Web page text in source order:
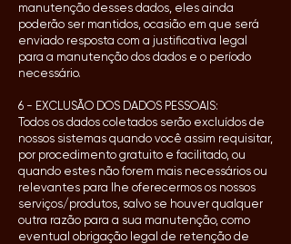
manutenção desses dados, eles ainda
poderão ser mantidos, ocasião em que será
enviado resposta com a justificativa legal
para a manutenção dos dados e o período
necessário.
6 - EXCLUSÃO DOS DADOS PESSOAIS:
Todos os dados coletados serão excluídos de
nossos sistemas quando você assim requisitar,
por procedimento gratuito e facilitado, ou
quando estes não forem mais necessários ou
relevantes para lhe oferecermos os nossos
serviços/produtos, salvo se houver qualquer
outra razão para a sua manutenção, como
eventual obrigação legal de retenção de